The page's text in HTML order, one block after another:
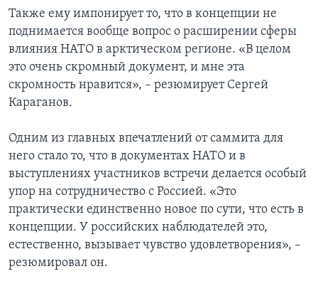
Также ему импонирует то, что в концепции не
поднимается вообще вопрос о расширении сферы
влияния НАТО в арктическом регионе. «В целом
это очень скромный документ, и мне эта
скромность нравится», – резюмирует Сергей
Караганов.
Одним из главных впечатлений от саммита для
него стало то, что в документах НАТО и в
выступлениях участников встречи делается особый
упор на сотрудничество с Россией. «Это
практически единственно новое по сути, что есть в
концепции. У российских наблюдателей это,
естественно, вызывает чувство удовлетворения», –
резюмировал он.